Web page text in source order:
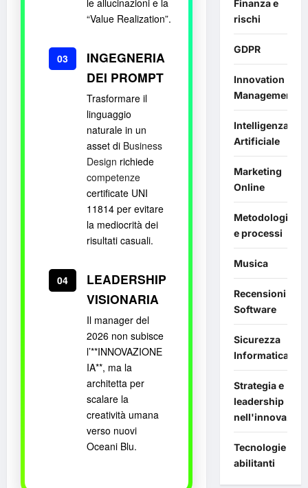
“Value Realization”.
03
INGEGNERIA
DEI PROMPT
Trasformare il
linguaggio
naturale in un
asset di Business
Design richiede
competenze
certificate UNI
11814 per evitare
la mediocrità dei
risultati casuali.
04
LEADERSHIP
VISIONARIA
Il manager del
2026 non subisce
l’**INNOVAZIONE
IA**, ma la
architetta per
scalare la
creatività umana
verso nuovi
Oceani Blu.
Finanza e
rischi
GDPR
Innovation
Management
Intelligenza
Artificiale
Marketing
Online
Metodologie
e processi
Musica
Recensioni
Software
Sicurezza
Informatica
Strategia e
leadership
Tecnologie
abilitanti